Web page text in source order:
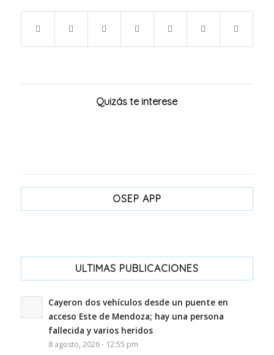
Quizás te interese
OSEP APP
ULTIMAS PUBLICACIONES
Cayeron dos vehículos desde un puente en
acceso Este de Mendoza; hay una persona
fallecida y varios heridos
8 agosto, 2026 - 12:55 pm